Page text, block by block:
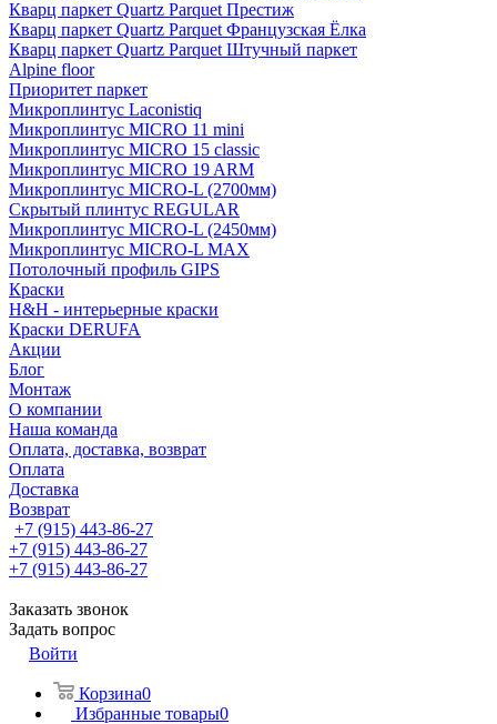
Кварц паркет Quartz Parquet Престиж
Кварц паркет Quartz Parquet Французская Ёлка
Кварц паркет Quartz Parquet Штучный паркет
Alpine floor
Приоритет паркет
Микроплинтус Laconistiq
Микроплинтус MICRO 11 mini
Микроплинтус MICRO 15 classic
Микроплинтус MICRO 19 ARM
Микроплинтус MICRO-L (2700мм)
Скрытый плинтус REGULAR
Микроплинтус MICRO-L (2450мм)
Микроплинтус MICRO-L MAX
Потолочный профиль GIPS
Краски
H&H - интерьерные краски
Краски DERUFA
Акции
Блог
Монтаж
О компании
Наша команда
Оплата, доставка, возврат
Оплата
Доставка
Возврат
+7 (915) 443-86-27
+7 (915) 443-86-27
+7 (915) 443-86-27
Заказать звонок
Задать вопрос
Войти
Корзина0
Избранные товары0